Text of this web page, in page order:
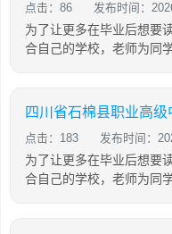
点击：86 发布时间：
为了让更多在毕业后想要
合自己的学校，老师为同
四川省石棉县职业高
点击：183 发布时间：
为了让更多在毕业后想要
合自己的学校，老师为同